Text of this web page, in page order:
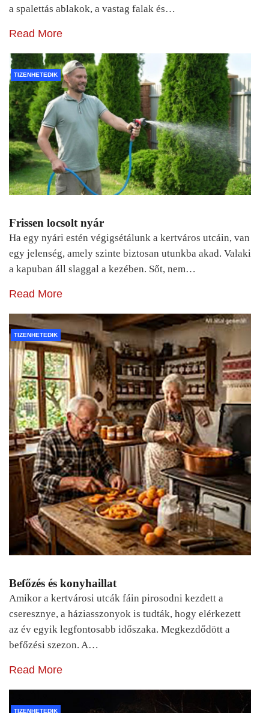
a spalettás ablakok, a vastag falak és…
Read More
TIZENHETEDIK
Frissen locsolt nyár
Ha egy nyári estén végigsétálunk a kertváros utcáin, van
egy jelenség, amely szinte biztosan utunkba akad. Valaki
a kapuban áll slaggal a kezében. Sőt, nem…
Read More
TIZENHETEDIK
Befőzés és konyhaillat
Amikor a kertvárosi utcák fáin pirosodni kezdett a
cseresznye, a háziasszonyok is tudták, hogy elérkezett
az év egyik legfontosabb időszaka. Megkezdődött a
befőzési szezon. A…
Read More
TIZENHETEDIK